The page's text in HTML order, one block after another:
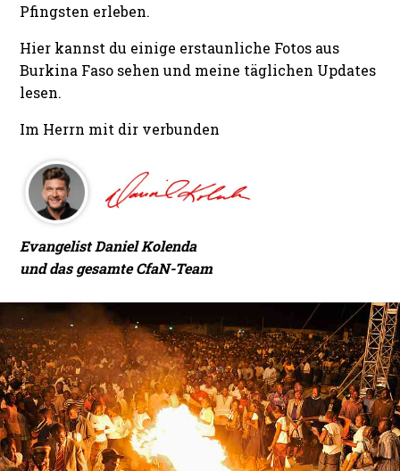
Pfingsten erleben.
Hier kannst du einige erstaunliche Fotos aus
Burkina Faso sehen und meine täglichen Updates
lesen.
Im Herrn mit dir verbunden
Evangelist Daniel Kolenda
und das gesamte CfaN-Team